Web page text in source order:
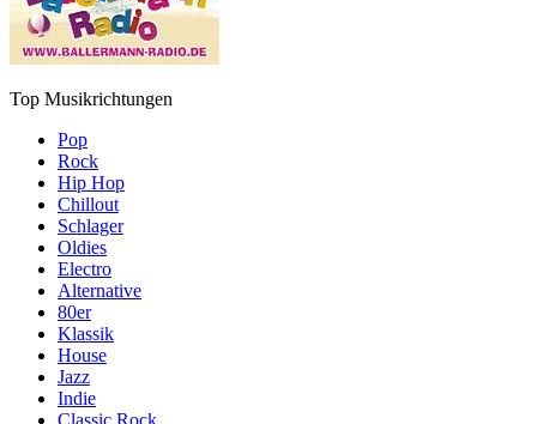
Top Musikrichtungen
Pop
Rock
Hip Hop
Chillout
Schlager
Oldies
Electro
Alternative
80er
Klassik
House
Jazz
Indie